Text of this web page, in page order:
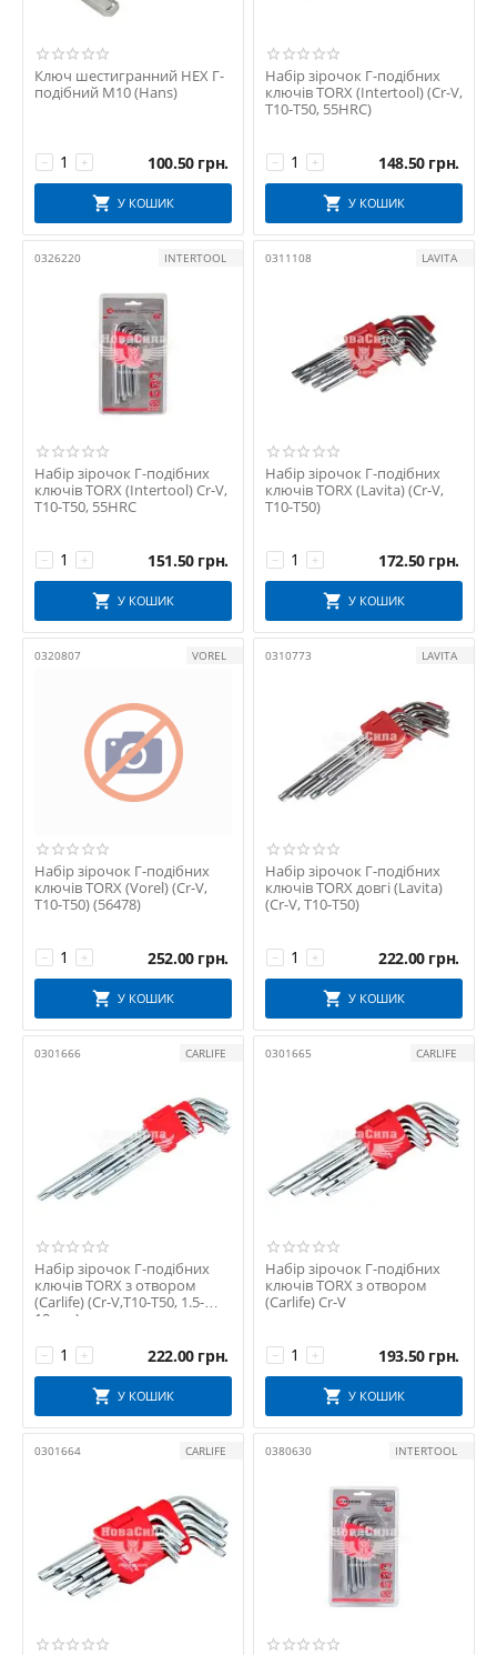
Ключ шестигранний HEX Г-
подібний М10 (Hans)
+
− 100.50 грн.
У КОШИК
Набір зірочок Г-подібних
ключів TORX (Intertool) (Cr-V,
T10-T50, 55HRC)
+
− 148.50 грн.
У КОШИК
0326220 INTERTOOL
Набір зірочок Г-подібних
ключів TORX (Intertool) Cr-V,
T10-T50, 55HRC
+
− 151.50 грн.
У КОШИК
0311108 LAVITA
Набір зірочок Г-подібних
ключів TORX (Lavita) (Cr-V,
T10-T50)
+
− 172.50 грн.
У КОШИК
0320807 VOREL
Набір зірочок Г-подібних
ключів TORX (Vorel) (Cr-V,
T10-T50) (56478)
+
− 252.00 грн.
У КОШИК
0310773 LAVITA
Набір зірочок Г-подібних
ключів TORX довгі (Lavita)
(Cr-V, T10-T50)
+
− 222.00 грн.
У КОШИК
0301666 CARLIFE
Набір зірочок Г-подібних
ключів TORX з отвором
(Carlife) (Cr-V,T10-T50, 1.5-
10мм.)
+
− 222.00 грн.
У КОШИК
0301665 CARLIFE
Набір зірочок Г-подібних
ключів TORX з отвором
(Carlife) Cr-V
+
− 193.50 грн.
У КОШИК
0301664 CARLIFE 0380630 INTERTOOL